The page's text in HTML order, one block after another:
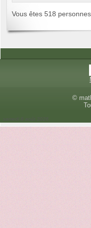
Vous êtes 518
©